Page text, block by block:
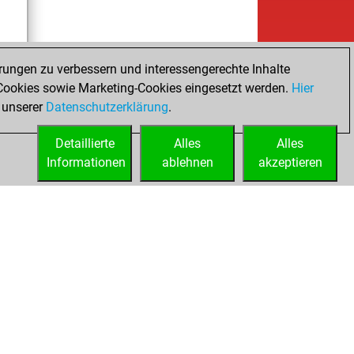
zu verbessern und interessengerechte Inhalte
sowie Marketing-Cookies eingesetzt werden. Hier
Datenschutzerklärung.
Alles
akzeptieren
Alles
ablehnen
Detaillierte
Informationen